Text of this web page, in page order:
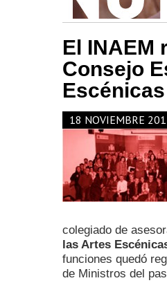
El INAEM
Consejo
18 NOVIEMBRE
colegiado de
las Artes
funciones quedó
de Ministros del